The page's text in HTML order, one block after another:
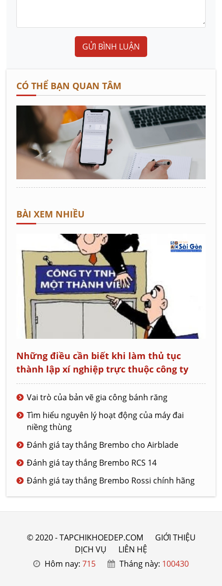
GỬI BÌNH LUẬN
CÓ THỂ BẠN QUAN TÂM
BÀI XEM NHIỀU
Những điều cần biết khi làm thủ tục
thành lập xí nghiệp trực thuộc công ty
Vai trò của bản vẽ gia công bánh răng
Tìm hiểu nguyên lý hoạt động của máy đai
niềng thùng
Đánh giá tay thắng Brembo cho Airblade
Đánh giá tay thắng Brembo RCS 14
Đánh giá tay thắng Brembo Rossi chính hãng
© 2020 - TAPCHIKHOEDEP.COM
GIỚI THIỆU
DỊCH VỤ
LIÊN HỆ
Hôm nay: 715 Tháng này: 100430